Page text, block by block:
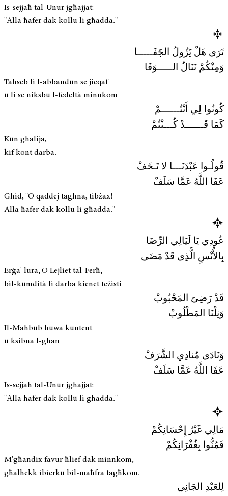
Is-sejjaħ tal-Unur jgħajjat:
"Alla ħafer dak kollu li għadda."
تَرَى هَلْ يَزُولُ الجَفَـــــا
وَمِنْكُمْ نَنَالُ الـــــوَفَا
Taħseb li l-abbandun se jieqaf
u li se niksbu l-fedeltà minnkom
كُونُوا لِي أَنْتُــــــمْ
كَمَا قَــــــدْ كُـــنْتُمْ
Kun għalija,
kif kont darba.
قُولُـوا عَبْدَنَـــا لا تَـخَفْ
عَفَا اللَّهُ عَمَّا سَلَفْ
Għid, "O qaddej tagħna, tibżax!
Alla ħafer dak kollu li għadda."
عُودِي يَا لَيَالِي الرِّضَا
بِالأُنْسِ الَّذِى قَدْ مَضَى
Erġa' lura, O Lejliet tal-Ferħ,
bil-kumdità li darba kienet teżisti
قَدْ رَضِىَ المَحْبُوبْ
وَنِلْنَا المَطْلُوبْ
Il-Maħbub huwa kuntent
u ksibna l-għan
وَنَادَى مُنادِي الشَّرَفْ
عَفَا اللَّهُ عَمَّا سَلَفْ
Is-sejjaħ tal-Unur jgħajjat:
"Alla ħafer dak kollu li għadda."
مَالِي غَيْرُ إِحْسَانِكُمْ
فَمُنُّوا بِغُفْرَانِكُمْ
M'għandix favur ħlief dak minnkom,
għalhekk ibierku bil-maħfra tagħkom.
لِلعَبْدِ الجَانِي